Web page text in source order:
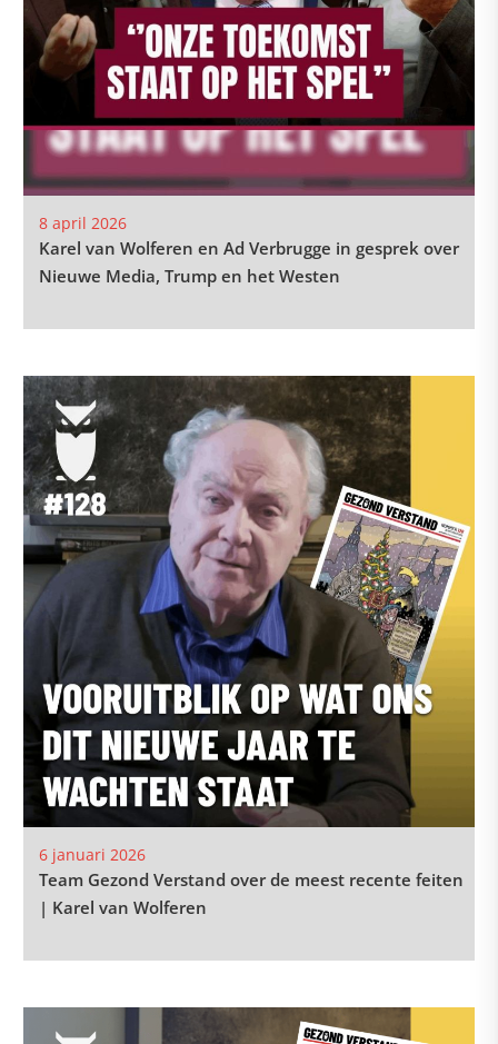
8 april 2026
Karel van Wolferen en Ad Verbrugge in gesprek over
Nieuwe Media, Trump en het Westen
6 januari 2026
Team Gezond Verstand over de meest recente feiten
| Karel van Wolferen